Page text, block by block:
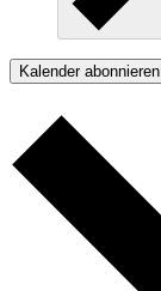
Kalender abonnieren